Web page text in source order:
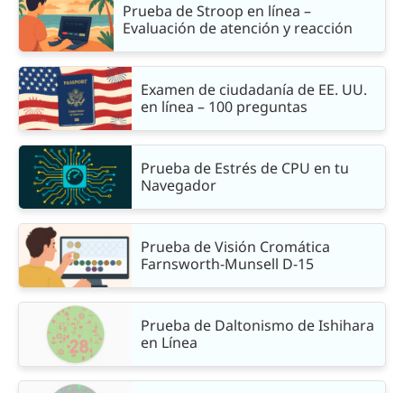
Prueba de Stroop en línea –
Evaluación de atención y reacción
Examen de ciudadanía de EE. UU.
en línea – 100 preguntas
Prueba de Estrés de CPU en tu
Navegador
Prueba de Visión Cromática
Farnsworth-Munsell D-15
Prueba de Daltonismo de Ishihara
en Línea